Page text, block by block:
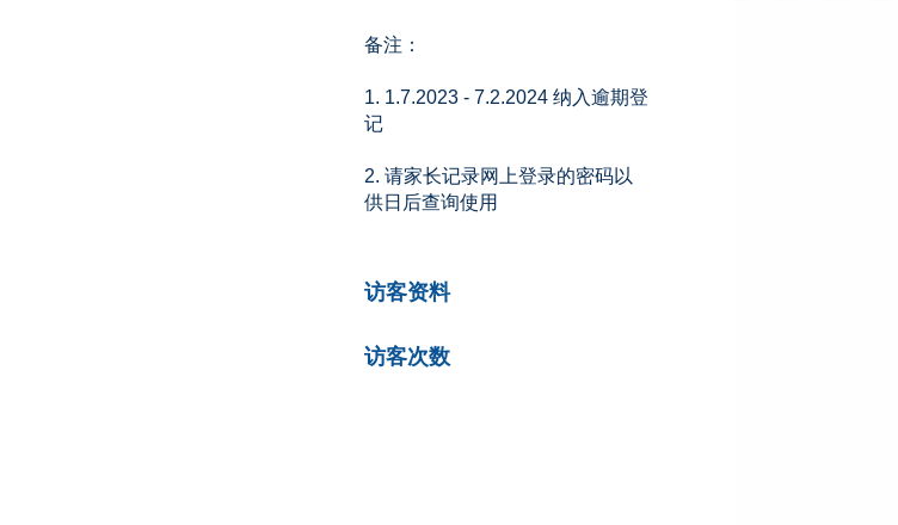
备注：
1. 1.7.2023 - 7.2.2024 纳入逾期登
记
2. 请家长记录网上登录的密码以
供日后查询使用
访客资料
访客次数